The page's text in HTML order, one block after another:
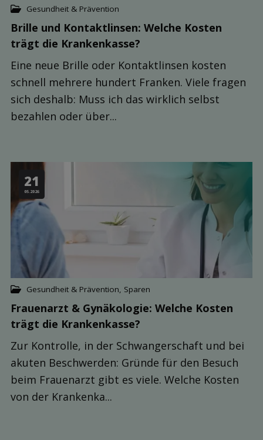
Gesundheit & Prävention
Brille und Kontaktlinsen: Welche Kosten
trägt die Kranken­kasse?
Eine neue Brille oder Kontaktlinsen kosten
schnell mehrere hundert Franken. Viele fragen
sich deshalb: Muss ich das wirklich selbst
bezahlen oder über...
21
05.2026
Gesundheit & Prävention Sparen
Frauenarzt & Gynäkologie: Welche Kosten
trägt die Kranken­kasse?
Zur Kontrolle, in der Schwangerschaft und bei
akuten Beschwerden: Gründe für den Besuch
beim Frauenarzt gibt es viele. Welche Kosten
von der Krankenka...